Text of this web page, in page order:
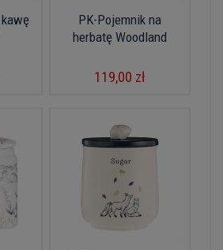
PK-Pojemnik na
herbatę Woodland
119,00 zł